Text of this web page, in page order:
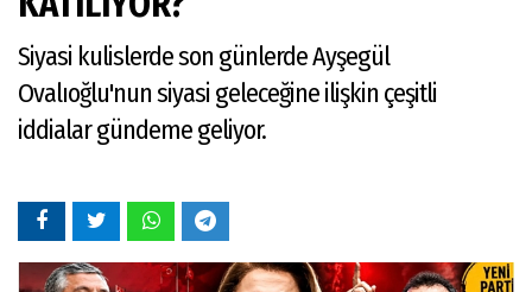
Siyasi kulislerde son günlerde Ayşegül
Ovalıoğlu'nun siyasi geleceğine ilişkin çeşitli
iddialar gündeme geliyor.